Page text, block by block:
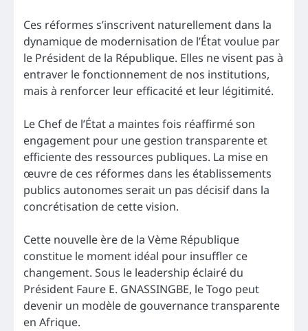
Ces réformes s’inscrivent naturellement dans la
dynamique de modernisation de l’État voulue par
le Président de la République. Elles ne visent pas à
entraver le fonctionnement de nos institutions,
mais à renforcer leur efficacité et leur légitimité.
Le Chef de l’État a maintes fois réaffirmé son
engagement pour une gestion transparente et
efficiente des ressources publiques. La mise en
œuvre de ces réformes dans les établissements
publics autonomes serait un pas décisif dans la
concrétisation de cette vision.
Cette nouvelle ère de la Vème République
constitue le moment idéal pour insuffler ce
changement. Sous le leadership éclairé du
Président Faure E. GNASSINGBE, le Togo peut
devenir un modèle de gouvernance transparente
en Afrique.